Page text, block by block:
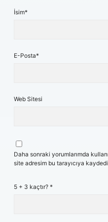
İsim*
E-Posta*
Web Sitesi
Daha sonraki yorumlarımda
site adresim bu tarayıcıya
5 + 3 kaçtır? *